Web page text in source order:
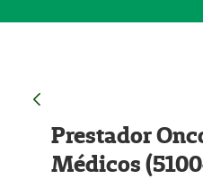
Prestador
Médicos